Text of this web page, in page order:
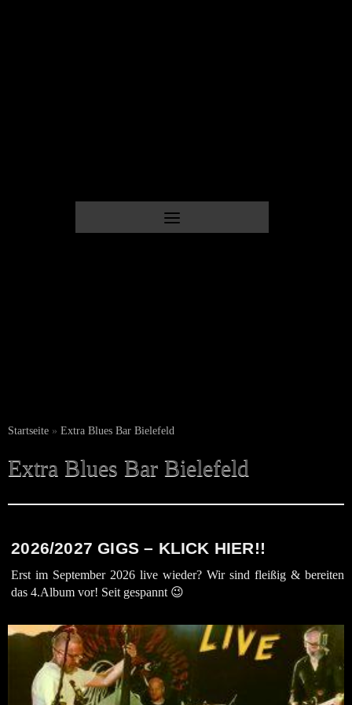
Startseite » Extra Blues Bar Bielefeld
Extra Blues Bar Bielefeld
2026/2027 GIGS – KLICK HIER!!
Erst im September 2026 live wieder? Wir sind fleißig & bereiten
das 4.Album vor! Seit gespannt 😉